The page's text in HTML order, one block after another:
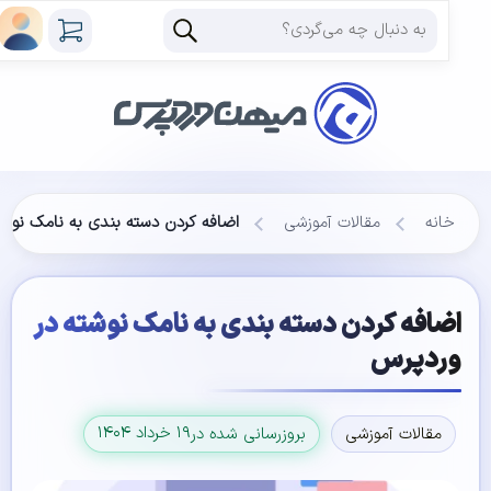
خانه مقالات آموزشی اضافه کردن دسته بندی به نامک نوشته
اضافه کردن دسته بندی به نامک نوشته در
وردپرس
مقالات آموزشی بروزرسانی شده در۱۹ خرداد ۱۴۰۴